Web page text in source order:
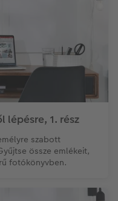
lépésre, 1. rész
szabott
össze emlékeit,
fotókönyvben.